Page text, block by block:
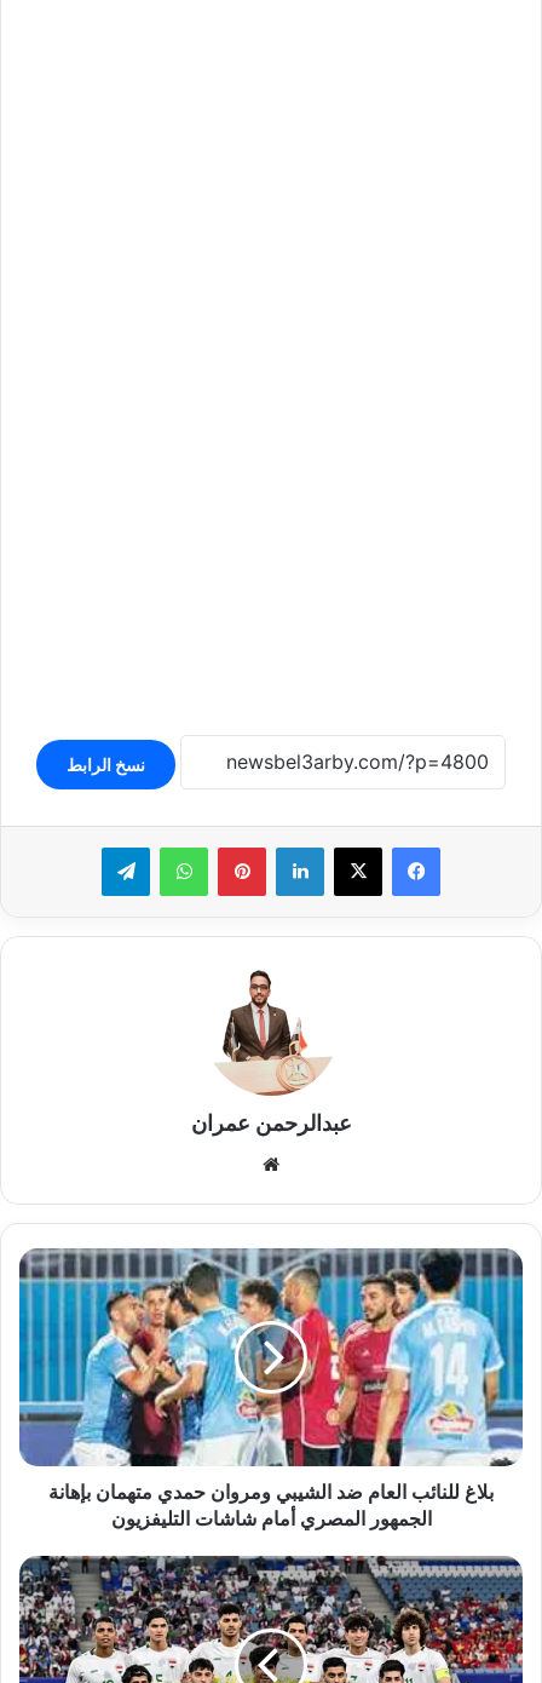
نسخ الرابط
لينكدإن بينتيريستواتساب تيلقرام
عبدالرحمن عمران
بلاغ
للنائب
الشيبي
ومروان
حمدي
متهمان
بإهانة
الجمهور
شاشات
التليفزيون
بلاغ للنائب العام ضد الشيبي ومروان حمدي متهمان بإهانة
الجمهور المصري أمام شاشات التليفزيون
المنتخب
العراقي
الأولمبي
يواجه
المنتخب